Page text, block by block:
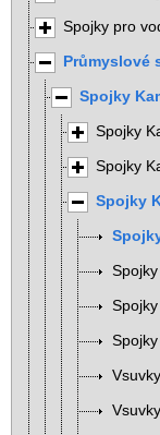
Spojky pro
Průmyslové
Spojky
Spojky
Spojky
Spojky